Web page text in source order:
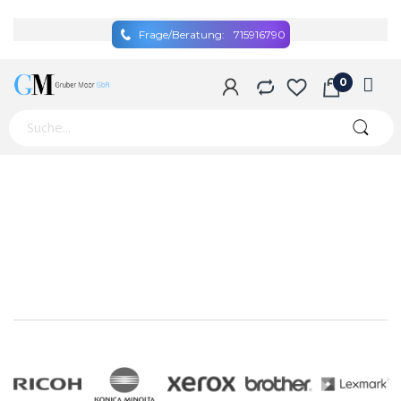
Frage/Beratung: 715916790